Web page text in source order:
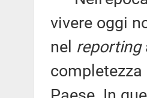
vivere oggi
nel reporting